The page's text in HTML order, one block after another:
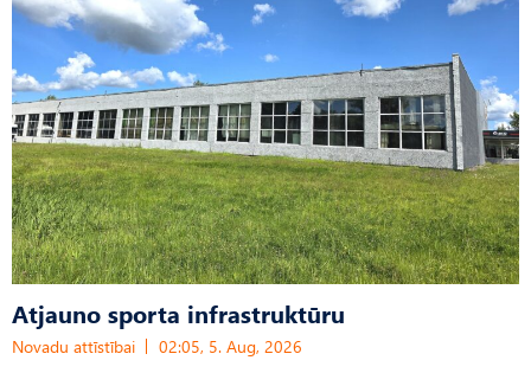
Atjauno sporta infrastruktūru
Novadu attīstībai 02:05, 5. Aug, 2026